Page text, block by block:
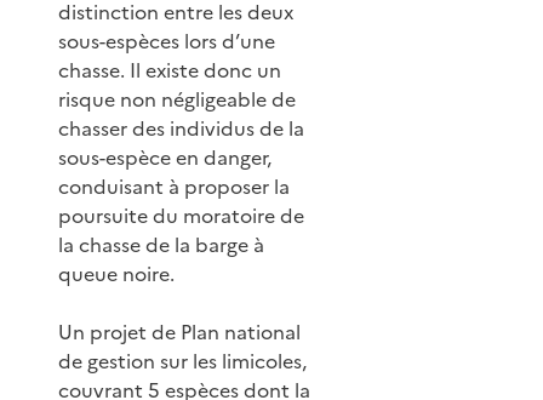
distinction entre les deux
sous-espèces lors d’une
chasse. Il existe donc un
risque non négligeable de
chasser des individus de la
sous-espèce en danger,
conduisant à proposer la
poursuite du moratoire de
la chasse de la barge à
queue noire.
Un projet de Plan national
de gestion sur les limicoles,
couvrant 5 espèces dont la